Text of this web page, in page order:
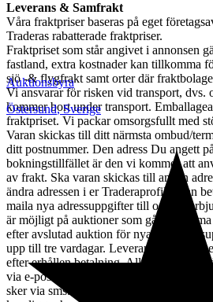
Leverans & Samfrakt
Våra fraktpriser baseras på eget
Traderas rabatterade fraktpriser.
Fraktpriset som står angivet i annonsen
fastland, extra kostnader kan tillkomma
sjö -& flygfrakt samt orter där
Vi ansvarar för risken vid transport, dvs.
kommer bort under transport.
fraktpriset. Vi packar omsorgsfullt med
Varan skickas till ditt närmsta ombud/
ditt postnummer. Den adress Du angett
bokningstillfället är den vi kommer att
av frakt. Ska varan skickas till annan
ändra adressen i er Traderaprofil innan
maila nya adressuppgifter till oss. Vi
är möjligt på auktioner som går ut
efter avslutad auktion för nya
upp till tre vardagar. Leverans av vara
efter erhållen betalning. All frakt sker
via e-post. Mobilnummer Måste anges i
sker via sms. Lagerhyra & retur för
Auktionsbyra
Östersund,Sverige